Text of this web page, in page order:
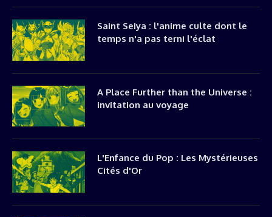
Saint Seiya : l'anime culte dont le
temps n'a pas terni l'éclat
A Place Further than the Universe :
invitation au voyage
L'Enfance du Pop : Les Mystérieuses
Cités d'Or